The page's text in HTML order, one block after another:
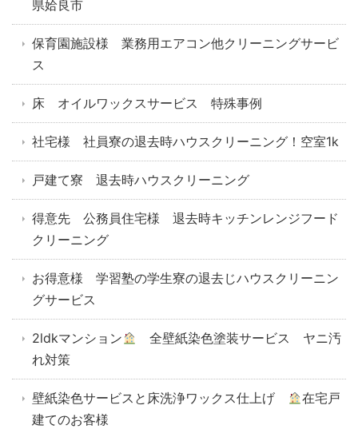
県姶良市
保育園施設様 業務用エアコン他クリーニングサービ
ス
床 オイルワックスサービス 特殊事例
社宅様 社員寮の退去時ハウスクリーニング！空室1k
戸建て寮 退去時ハウスクリーニング
得意先 公務員住宅様 退去時キッチンレンジフード
クリーニング
お得意様 学習塾の学生寮の退去じハウスクリーニン
グサービス
2ldkマンション
全壁紙染色塗装サービス ヤニ汚
れ対策
壁紙染色サービスと床洗浄ワックス仕上げ
在宅戸
建てのお客様